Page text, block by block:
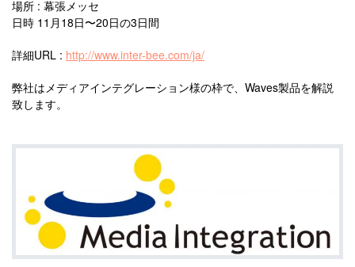
場所 : 幕張メッセ
日時 11月18日〜20日の3日間
詳細URL : http://www.inter-bee.com/ja/
弊社はメディアインテグレーション様の枠で、Waves製品を解説
致します。